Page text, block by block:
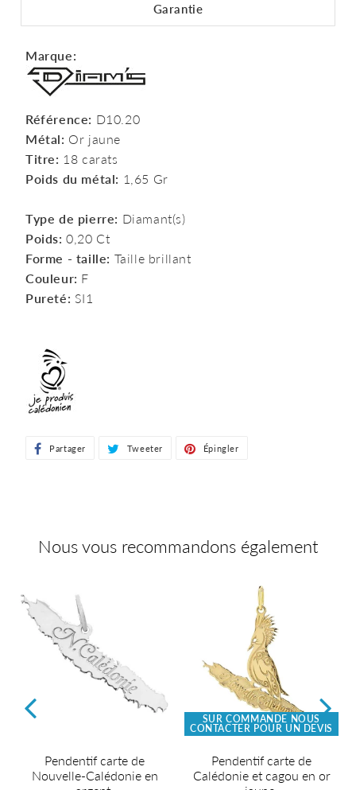
Garantie
Marque:
Référence: D10.20
Métal: Or jaune
Titre: 18 carats
Poids du métal: 1,65 Gr
Type de pierre: Diamant(s)
Poids: 0,20 Ct
Forme - taille: Taille brillant
Couleur: F
Pureté: SI1
Partager PartagerTweeter TweeterÉpingler
Nous vous recommandons également
Pendentif carte de
Nouvelle-Calédonie en
SUR COMMANDE NOUS
CONTACTER POUR UN DEVIS
Pendentif carte de
Calédonie et cagou en or